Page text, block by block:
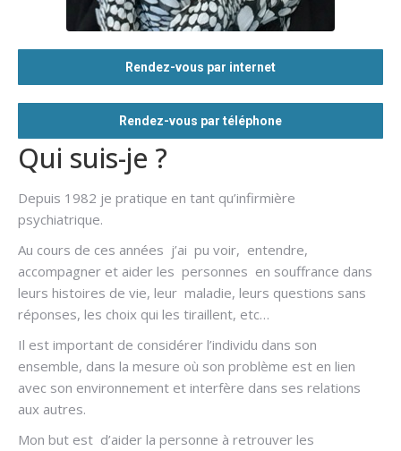
Qui suis-je ?
Depuis 1982 je pratique en tant qu’infirmière
psychiatrique.
Au cours de ces années j’ai pu voir, entendre,
accompagner et aider les personnes en souffrance dans
leurs histoires de vie, leur maladie, leurs questions sans
réponses, les choix qui les tiraillent, etc…
Il est important de considérer l’individu dans son
ensemble, dans la mesure où son problème est en lien
avec son environnement et interfère dans ses relations
aux autres.
Mon but est d’aider la personne à retrouver les
Rendez-vous par internet
Rendez-vous par téléphone